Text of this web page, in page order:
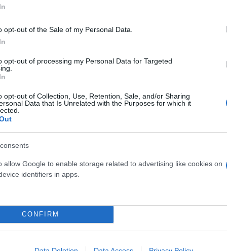
opt-out of the Sale of my Personal Data.
opt-out of processing my Personal Data for Targeted
opt-out of Collection, Use, Retention, Sale, and/or Sharing
Data that Is Unrelated with the Purposes for which it
allow Google to enable storage related to advertising like cookies on
identifiers in apps.
CONFIRM
επιμελητήρια της χώρας, θα συνεχίσουν να
καθήκον που μας επιβάλει ο θεσμικός μας ρόλος